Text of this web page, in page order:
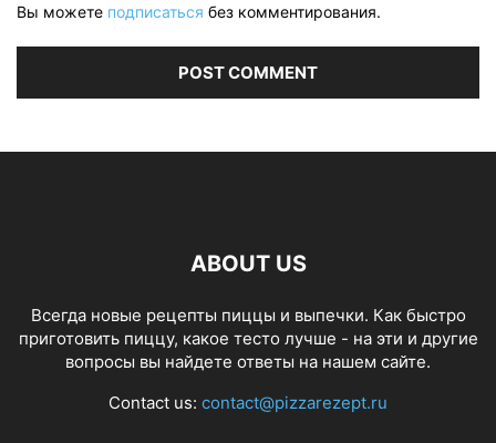
Вы можете подписаться без комментирования.
ABOUT US
Всегда новые рецепты пиццы и выпечки. Как быстро
приготовить пиццу, какое тесто лучше - на эти и другие
вопросы вы найдете ответы на нашем сайте.
Contact us: contact@pizzarezept.ru